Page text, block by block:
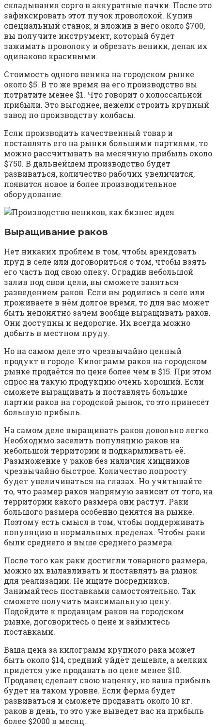
складывания сорго в аккуратные пачки. После это
зафиксировать этот пучок проволокой. Купив
специальный станок, и вложив в него около $700,
вы получите инструмент, который будет
зажимать проволоку и обрезать веники, делая их
одинаково красивыми.
Стоимость одного веника на городском рынке
около $5. В то же время на его производство вы
потратите менее $1. Что говорит о колоссальной
прибыли. Это выгоднее, нежели строить крупный
завод по производству колбасы.
Если производить качественный товар и
поставлять его на рынки большими партиями, то
можно рассчитывать на месячную прибыль около
$750. В дальнейшем производство будет
развиваться, количество рабочих увеличится,
появится новое и более производительное
оборудование.
Выращивание раков
Нет никаких проблем в том, чтобы арендовать
пруд в селе или договориться о том, чтобы взять
его часть под свою опеку. Оградив небольшой
залив под свои цели, вы сможете заняться
разведением раков. Если вы родились в селе или
проживаете в нём долгое время, то для вас может
быть непонятно зачем вообще выращивать раков.
Они доступны и недорогие. Их всегда можно
добыть в местном пруду.
Но на самом деле это чрезвычайно ценный
продукт в городе. Килограмм раков на городском
рынке продаётся по цене более чем в $15. При этом
спрос на такую продукцию очень хороший. Если
сможете выращивать и поставлять большие
партии раков на городской рынок, то это принесёт
большую прибыль.
На самом деле выращивать раков довольно легко.
Необходимо заселить популяцию раков на
небольшой территории и подкармливать её.
Размножение у раков без наличия хищников
чрезвычайно быстрое. Количество попросту
будет увеличиваться на глазах. Но учитывайте
то, что размер раков напрямую зависит от того, на
территории какого размера они растут. Раки
большого размера особенно ценятся на рынке.
Поэтому есть смысл в том, чтобы поддерживать
популяцию в нормальных пределах. Чтобы раки
были среднего и выше среднего размера.
После того как раки достигли товарного размера,
можно их вылавливать и поставлять на рынок
для реализации. Не ищите посредников.
Занимайтесь поставками самостоятельно. Так
сможете получить максимальную цену.
Подойдите к продавцам раков на городском
рынке, договоритесь о цене и займитесь
поставками.
Ваша цена за килограмм крупного рака может
быть около $14, средний уйдёт дешевле, а мелких
придётся уже продавать по цене менее $10.
Продавец сделает свою наценку, но ваша прибыль
будет на таком уровне. Если ферма будет
развиваться и сможете продавать около 10 кг.
раков в день, то это уже выведет вас на прибыль
более $2000 в месяц.